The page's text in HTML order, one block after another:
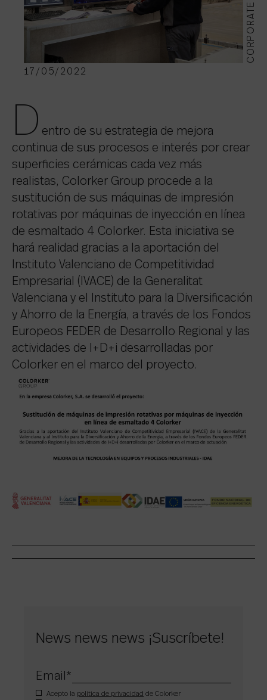
CORPORATE
17/05/2022
D entro de su estrategia de mejora
continua de sus procesos e interés por crear
superficies cerámicas cada vez más
realistas, Colorker Group procede a la
sustitución de sus máquinas de impresión
rotativas por máquinas de inyección en línea
de esmaltado 4 Colorker. Esta iniciativa se
hará realidad gracias a la aportación del
Instituto Valenciano de Competitividad
Empresarial (IVACE) de la Generalitat
Valenciana y el Instituto para la Diversificación
y Ahorro de la Energía, a través de los Fondos
Europeos FEDER de Desarrollo Regional y las
actividades de I+D+i desarrolladas por
Colorker en el marco del proyecto.
News news news ¡Suscríbete!
Email *
Acepto la política de privacidad de Colorker